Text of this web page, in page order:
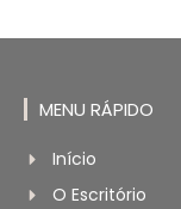
MENU RÁPIDO
Início
O Escritório